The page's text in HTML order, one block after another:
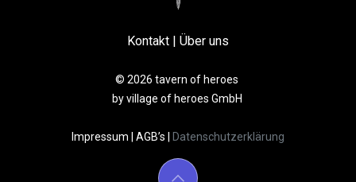
Kontakt | Über uns
© 2026 tavern of heroes
by village of heroes GmbH
Impressum AGB’s Datenschutzerklärung​